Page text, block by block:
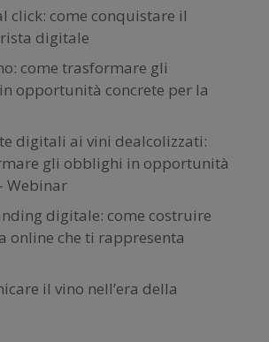
click: come conquistare il
digitale
come trasformare gli
opportunità concrete per la
digitali ai vini dealcolizzati:
gli obblighi in opportunità
Webinar
digitale: come costruire
online che ti rappresenta
il vino nell’era della